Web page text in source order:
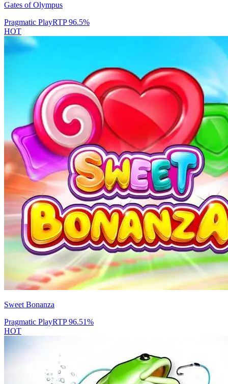
Gates of Olympus
Pragmatic PlayRTP96.5%
HOT
Sweet Bonanza
Pragmatic PlayRTP96.51%
HOT